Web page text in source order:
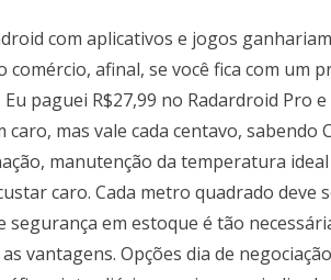
com aplicativos e jogos
comércio, afinal, se você fica com um
paguei R$27,99 no Radardroid Pro e
mas vale cada centavo, sabendo
manutenção da temperatura
caro. Cada metro quadrado deve
segurança em estoque é tão
vantagens. Opções dia de